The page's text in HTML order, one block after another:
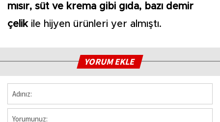
mısır, süt ve krema gibi gıda, bazı demir
çelik ile hijyen ürünleri yer almıştı.
YORUM EKLE